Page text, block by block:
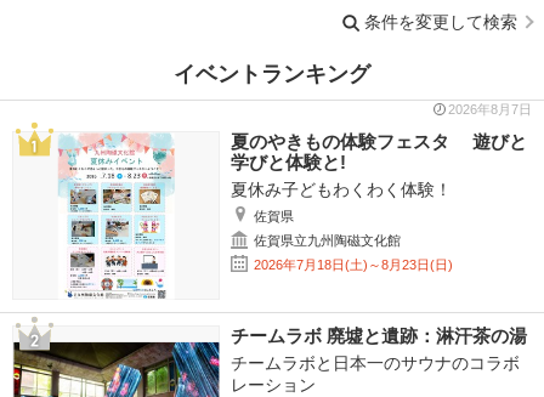
条件を変更して検索
イベントランキング
2026年8月7日
夏のやきもの体験フェスタ 遊びと
学びと体験と!
夏休み子どもわくわく体験！
佐賀県
佐賀県立九州陶磁文化館
2026年7月18日(土)～8月23日(日)
チームラボ 廃墟と遺跡：淋汗茶の湯
チームラボと日本一のサウナのコラボ
レーション